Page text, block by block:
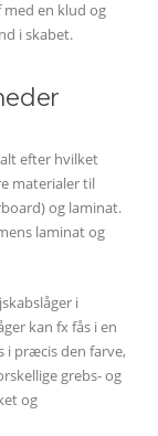
en klud og
i skabet.
efter hvilket
materialer til
og laminat.
laminat og
i
kan fx fås i en
i præcis den farve,
grebs- og
og